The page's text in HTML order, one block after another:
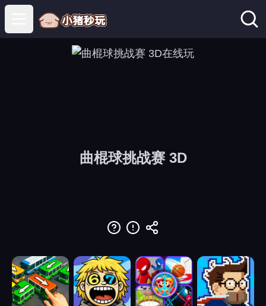
Open main menu
曲棍球挑战赛 3D